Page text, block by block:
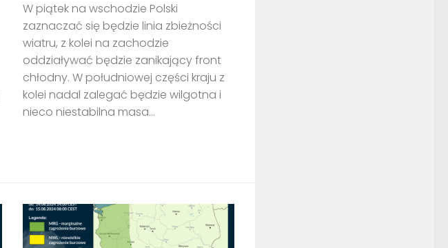
W piątek na wschodzie Polski
zaznaczać się będzie linia zbieżności
wiatru, z kolei na zachodzie
oddziaływać będzie zanikający front
chłodny. W południowej części kraju z
kolei nadal zalegać będzie wilgotna i
nieco niestabilna masa...